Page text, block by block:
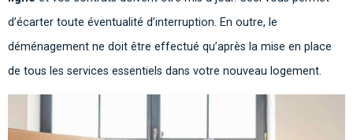
d’écarter toute éventualité d’interruption. En outre, le
déménagement ne doit être effectué qu’après la mise en place
de tous les services essentiels dans votre nouveau logement.